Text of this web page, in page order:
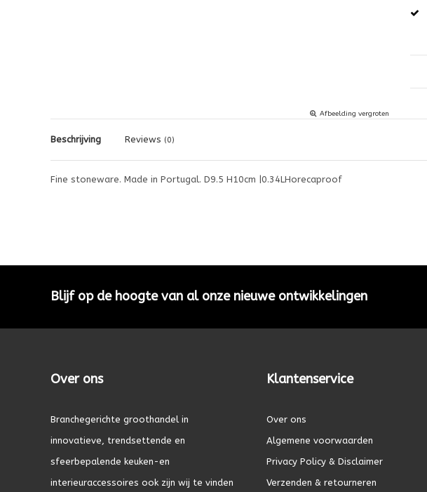
Afbeelding vergroten
Beschrijving Reviews (0)
Fine stoneware. Made in Portugal. D9.5 H10cm |0.34LHorecaproof
Blijf op de hoogte van al onze nieuwe ontwikkelingen
Over ons
Branchegerichte groothandel in
innovatieve, trendsettende en
sfeerbepalende keuken-en
interieuraccessoires ook zijn wij te vinden
Klantenservice
Over ons
Algemene voorwaarden
Privacy Policy & Disclaimer
Verzenden & retourneren